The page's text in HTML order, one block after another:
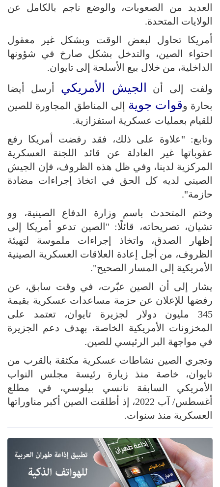
العديد من الصعوبات، والوضع ناجم بالكامل عن
الولايات المتحدة.
أمريكا تحاول لبعض الوقت وبشكل غير معقول
احتواء الصين، والتدخل بشكل صارخ في شؤونها
الداخلية، من خلال بيع الأسلحة إلى تايوان.
ولفت إلى أن
الجيش الأمريكي أرسل أيضا
بحارة وقوات جوية إلى المناطق المجاورة للصين
للقيام بعمليات عسكرية استفزازية.
وتابع: "علاوة على ذلك، فقد رفضت أمريكا رفع
عقوباتها غير العادلة عن قائد اللجنة العسكرية
المركزية لدينا، وفي ظل هذه الظروف، فإن الجيش
الصيني لديه كل الحق في اتخاذ إجراءات مضادة
حازمة".
وختم المتحدث باسم وزارة الدفاع الصينية، وو
تشيان، تصريحاته، قائلًا: "الصين تدعو أمريكا إلى
إظهار الصدق، واتخاذ إجراءات ملموسة لتهيئة
الظروف، من أجل إعادة العلاقات العسكرية الصينية
الأمريكية إلى المسار الصحيح".
يشار إلى أن الصين عبّرت، في وقت سابق، عن
رفضها للإعلان عن حزمة مساعدات عسكرية بقيمة
345 مليون دولار لجزيرة تايوان، تعتمد على
المخزونات الأمريكية الخاصة، بهدف دعم الجزيرة
في مواجهة البر الرئيسي للصين.
وتجري الصين نشاطات عسكرية مكثقة بالقرب من
تايوان، خاصة منذ زيارة رئيسة مجلس النواب
الأمريكي السابقة نانسي بيلوسي، في مطلع
أغسطس/ آب 2022، إذ أطلقت الصين أكبر مناوراتها
العسكرية منذ سنوات.